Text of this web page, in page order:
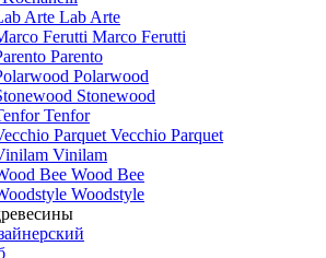
Lab Arte
Marco Ferutti
Parento
Polarwood
Stonewood
Tenfor
Vecchio Parquet
Vinilam
Wood Bee
Woodstyle